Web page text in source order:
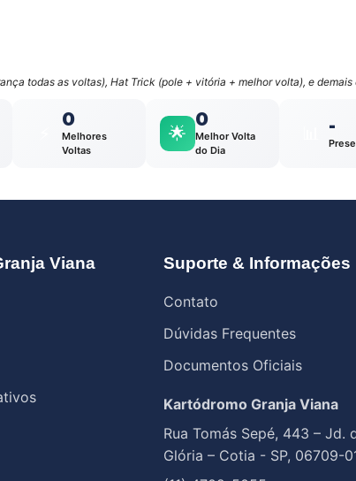
todas as voltas), Hat Trick (pole + vitória + melhor volta), e
0
Melhores
Voltas
🌟
0
Melhor Volta
do Dia
-
Viana Suporte & Informações
Contato
Dúvidas Frequentes
Documentos Oficiais
Kartódromo Granja Viana
Rua Tomás Sepé, 443 – Jd.
Glória – Cotia - SP, 06709-